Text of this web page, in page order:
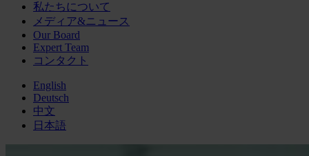
私たちについて
メディア&ニュース
Our Board
Expert Team
コンタクト
English
Deutsch
中文
日本語